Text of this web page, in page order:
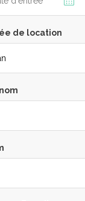
de location